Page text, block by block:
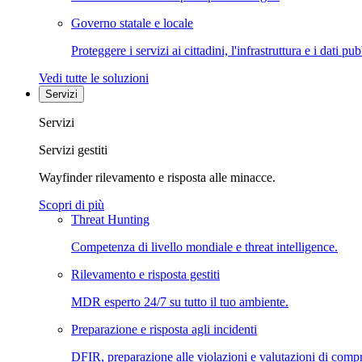
Governo statale e locale
Proteggere i servizi ai cittadini, l'infrastruttura e i dati
Vedi tutte le soluzioni
Servizi
Servizi
Servizi gestiti
Wayfinder rilevamento e risposta alle minacce.
Scopri di più
Threat Hunting
Competenza di livello mondiale e threat intelligence.
Rilevamento e risposta gestiti
MDR esperto 24/7 su tutto il tuo ambiente.
Preparazione e risposta agli incidenti
DFIR, preparazione alle violazioni e valutazioni di